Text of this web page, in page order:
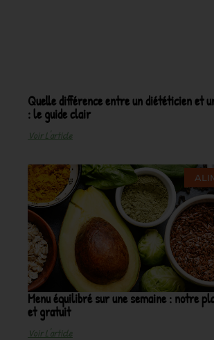
Quelle différence entre un diététicien et
: le guide clair
Voir L'article
Menu équilibré sur une semaine : notre
et gratuit
Voir L'article